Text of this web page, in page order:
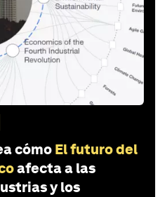
cómo El futuro del
afecta a las
y los